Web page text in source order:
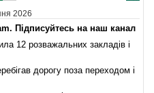
2026
Підписуйтесь на наш канал
12 розважальних закладів і
дорогу поза переходом і